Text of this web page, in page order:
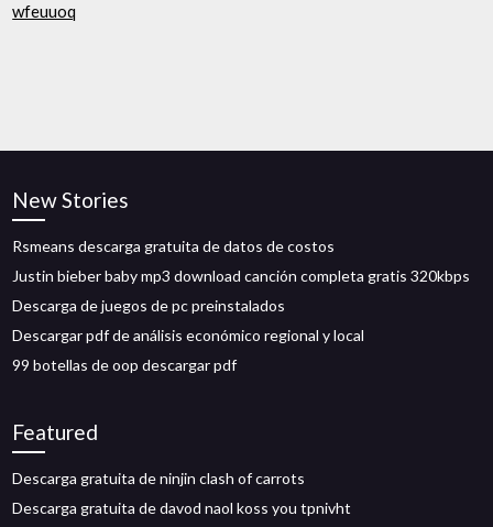
wfeuuoq
New Stories
Rsmeans descarga gratuita de datos de costos
Justin bieber baby mp3 download canción completa gratis 320kbps
Descarga de juegos de pc preinstalados
Descargar pdf de análisis económico regional y local
99 botellas de oop descargar pdf
Featured
Descarga gratuita de ninjin clash of carrots
Descarga gratuita de davod naol koss you tpnivht